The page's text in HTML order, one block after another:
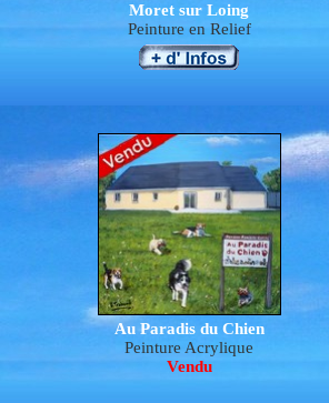
Moret sur Loing
Peinture en Relief
Au Paradis du Chien
Peinture Acrylique
Vendu